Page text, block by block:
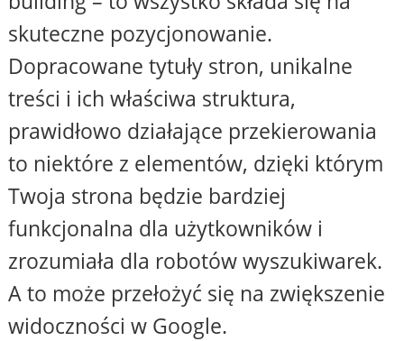
skuteczne pozycjonowanie.
Dopracowane tytuły stron, unikalne
treści i ich właściwa struktura,
prawidłowo działające przekierowania
to niektóre z elementów, dzięki którym
Twoja strona będzie bardziej
funkcjonalna dla użytkowników i
zrozumiała dla robotów wyszukiwarek.
A to może przełożyć się na zwiększenie
widoczności w Google.